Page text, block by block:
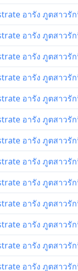
อารัง ภูตสาวรัก
อารัง ภูตสาวรัก
อารัง ภูตสาวรัก
อารัง ภูตสาวรัก
อารัง ภูตสาวรัก
อารัง ภูตสาวรัก
อารัง ภูตสาวรัก
อารัง ภูตสาวรัก
อารัง ภูตสาวรัก
อารัง ภูตสาวรัก
อารัง ภูตสาวรัก
อารัง ภูตสาวรัก
อารัง ภูตสาวรัก